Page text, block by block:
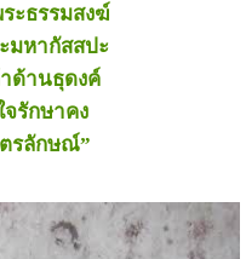
ะธรรมสงฆ์
มหากัสสปะ
ด้านธุดงค์
รักษาคง
รลักษณ์”